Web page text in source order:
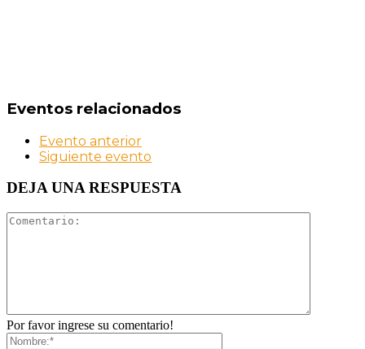
Eventos relacionados
Evento anterior
Siguiente evento
DEJA UNA RESPUESTA
Por favor ingrese su comentario!